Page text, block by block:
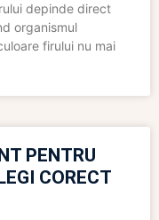
depinde direct
organismul
firului nu mai
PENTRU
CORECT